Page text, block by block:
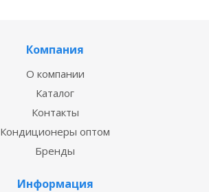
Компания
О компании
Каталог
Контакты
Кондиционеры оптом
Бренды
Информация